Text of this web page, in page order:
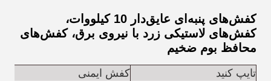
کفش‌های پنبه‌ای عایق‌دار 10 کیلووات،
کفش‌های لاستیکی زرد با نیروی برق، کفش‌های
محافظ بوم ضخیم
تایپ کنید
کفش ایمنی